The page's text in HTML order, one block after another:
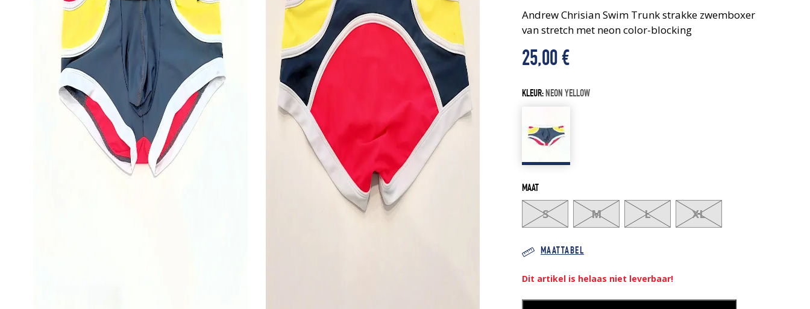
Andrew Chrisian Swim Trunk strakke zwemboxer
van stretch met neon color-blocking
25,00€
KLEUR:NEON YELLOW
MAAT
S M L XL
MAATTABEL
Dit artikel is helaas niet leverbaar!